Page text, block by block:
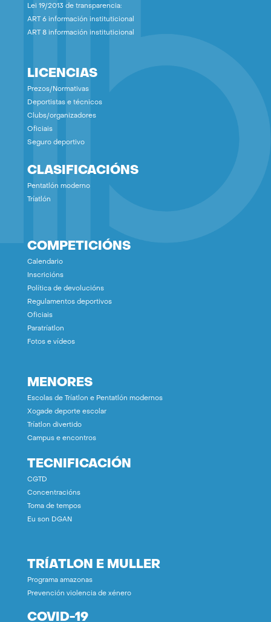
Lei 19/2013 de transparencia:
ART 6 información instituticional
ART 8 información instituticional
LICENCIAS
Prezos/Normativas
Deportistas e técnicos
Clubs/organizadores
Oficiais
Seguro deportivo
CLASIFICACIÓNS
Pentatlón moderno
Tríatlón
COMPETICIÓNS
Calendario
Inscricións
Política de devolucións
Regulamentos deportivos
Oficiais
Paratríatlon
Fotos e vídeos
MENORES
Escolas de Tríatlon e Pentatlón modernos
Xogade deporte escolar
Tríatlon divertido
Campus e encontros
TECNIFICACIÓN
CGTD
Concentracións
Toma de tempos
Eu son DGAN
TRÍATLON E MULLER
Programa amazonas
Prevención violencia de xénero
COVID-19